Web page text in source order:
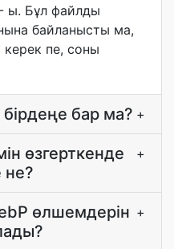
ы. Бұл файлды
байланысты ма,
керек пе, соны
бар ма? +
өзгерткенде
не?
+
өлшемдерін +